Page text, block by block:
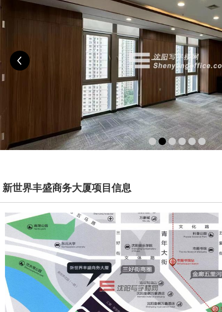
新世界丰盛商务大厦项目信息